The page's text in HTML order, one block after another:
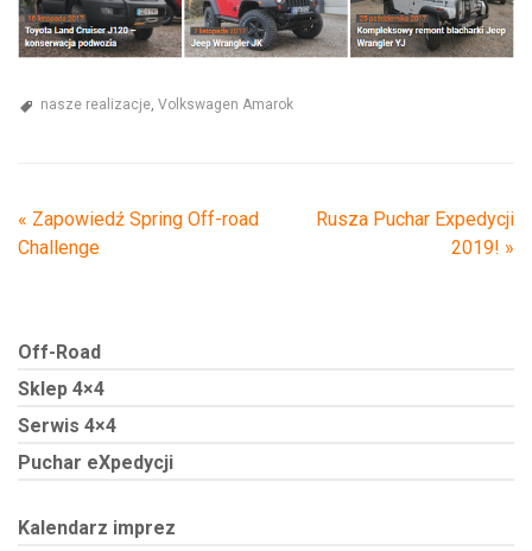
nasze realizacje, Volkswagen Amarok
« Zapowiedź Spring Off-road
Challenge
Rusza Puchar Expedycji
2019! »
Off-Road
Sklep 4×4
Serwis 4×4
Puchar eXpedycji
Kalendarz imprez